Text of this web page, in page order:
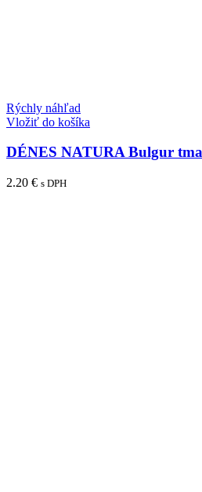
Rýchly náhľad
Vložiť do košíka
DÉNES NATURA Bulgur
2.20 € s DPH